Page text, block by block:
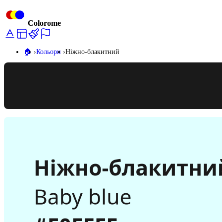
Colorome
🏠️ Кольори Ніжно-блакитний